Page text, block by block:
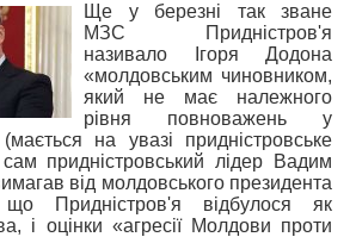
Ще у березні так зване
МЗС Придністров'я
називало Ігоря Додона
«молдовським чиновником,
який не має належного
рівня повноважень у
на увазі придністровське
придністровський лідер Вадим
від молдовського президента
що Придністров'я відбулося як
і оцінки «агресії Молдови проти